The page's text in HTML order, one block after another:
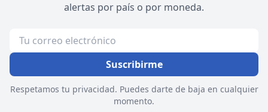
alertas por país o por moneda.
Suscribirme
Respetamos tu privacidad. Puedes darte de baja en cualquier
momento.